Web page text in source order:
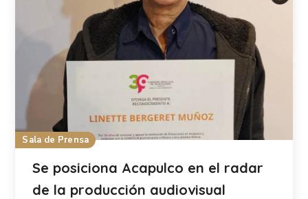
Sala de Prensa
Se posiciona Acapulco en el radar
de la producción audiovisual